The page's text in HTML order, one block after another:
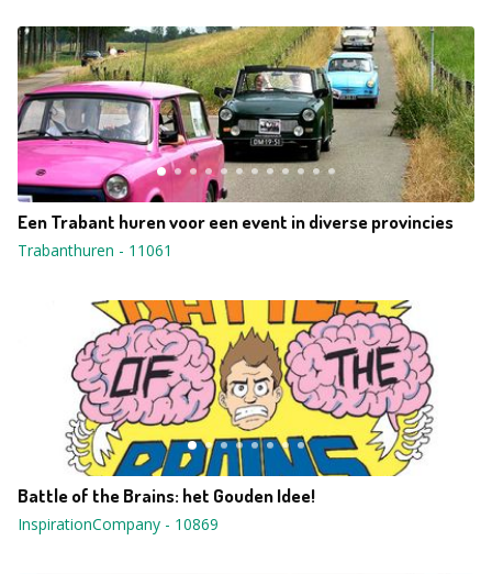
Een Trabant huren voor een event in diverse provincies
Trabanthuren - 11061
Battle of the Brains: het Gouden Idee!
InspirationCompany - 10869